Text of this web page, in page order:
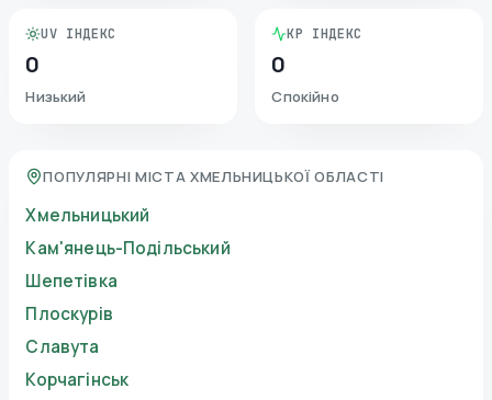
UV ІНДЕКС
0
Низький
KP ІНДЕКС
0
Спокійно
ПОПУЛЯРНІ МІСТА ХМЕЛЬНИЦЬКОЇ ОБЛАСТІ
Хмельницький
Кам'янець-Подільський
Шепетівка
Плоскурів
Славута
Корчагінськ